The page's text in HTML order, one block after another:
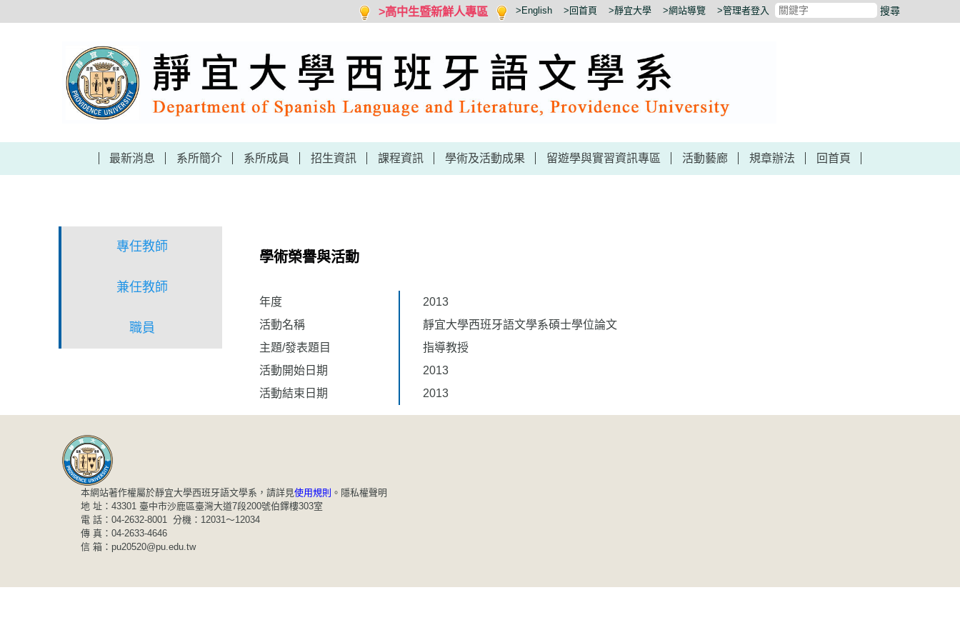
到
>高中生暨新鮮人專區 >English >回首頁 >靜宜大學 >網站導覽 >管理者登入 搜尋
最新消息 系所簡介 系所成員 招生資訊 課程資訊 學術及活動成果 留遊學與實習資訊專區 活動藝廊 規章辦法 回首頁
專任教師
兼任教師
職員
學術榮譽與活動
年度
2013
活動名稱
靜宜大學西班牙語文學系碩士學位論文
主題/發表題目
指導教授
活動開始日期
2013
活動結束日期
2013
本網站著作權屬於靜宜大學西班牙語文學系，請詳見使用規則 。 隱私權聲明
地 址：43301 臺中市沙鹿區臺灣大道7段200號伯鐸樓303室
電 話：04-2632-8001 分機：12031～12034
傳 真：04-2633-4646
信 箱：pu20520@pu.edu.tw